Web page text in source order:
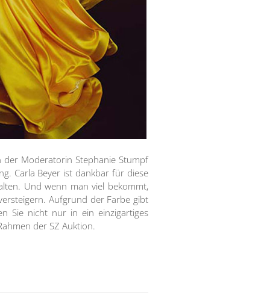
Moderatorin Stephanie Stumpf
Carla Beyer ist dankbar für diese
Und wenn man viel bekommt,
Aufgrund der Farbe gibt
Sie nicht nur in ein einzigartiges
der SZ Auktion.